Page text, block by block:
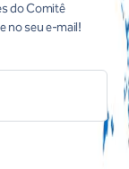
do Comitê
no seu e-mail!